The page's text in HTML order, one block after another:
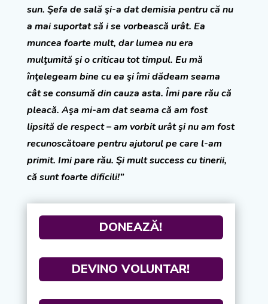
sun. Şefa de sală şi-a dat demisia pentru că nu
a mai suportat să i se vorbească urât. Ea
muncea foarte mult, dar lumea nu era
mulţumită şi o criticau tot timpul. Eu mă
înţelegeam bine cu ea şi îmi dădeam seama
cât se consumă din cauza asta. Îmi pare rău că
pleacă. Aşa mi-am dat seama că am fost
lipsită de respect – am vorbit urât şi nu am fost
recunoscătoare pentru ajutorul pe care l-am
primit. Imi pare rău. Şi mult success cu tinerii,
că sunt foarte dificili!”
DONEAZĂ!
DEVINO VOLUNTAR!